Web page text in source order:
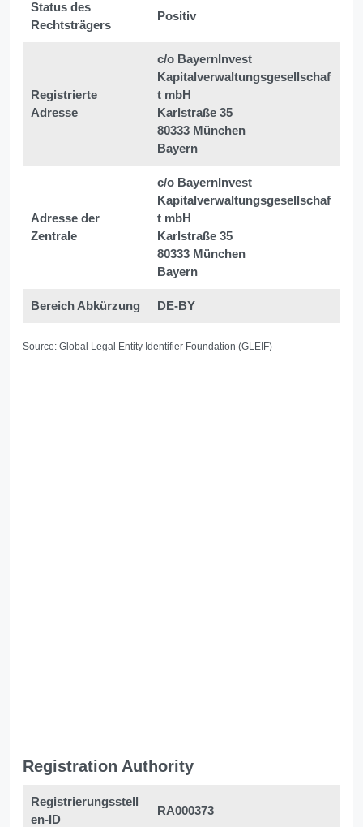
Status des
Rechtsträgers
Positiv
Registrierte
Adresse
c/o BayernInvest
Kapitalverwaltungsgesellschaf
t mbH
Karlstraße 35
80333 München
Bayern
Adresse der
Zentrale
c/o BayernInvest
Kapitalverwaltungsgesellschaf
t mbH
Karlstraße 35
80333 München
Bayern
Bereich Abkürzung DE-BY
Source: Global Legal Entity Identifier Foundation (GLEIF)
Registration Authority
Registrierungsstell
en-ID
RA000373